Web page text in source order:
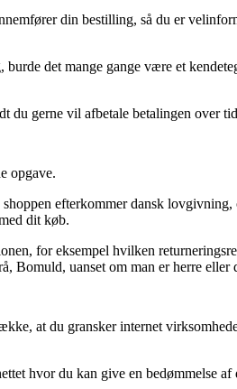
din bestilling, så du er
det mange gange være et
du gerne vil afbetale betalingen over
opgave.
efterkommer dansk
dit køb.
for eksempel hvilken
Bomuld, uanset om man er herre eller
at du gransker internet
hvor du kan give en bedømmelse